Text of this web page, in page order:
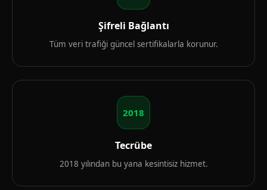
Şifreli Bağlantı
Tüm veri trafiği güncel sertifikalarla korunur.
2018
Tecrübe
2018 yılından bu yana kesintisiz hizmet.